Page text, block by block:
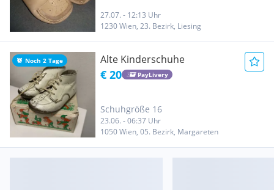
27.07. - 12:13 Uhr
1230 Wien, 23. Bezirk, Liesing
Noch 2 Tage Alte Kinderschuhe
€ 20 PayLivery
Schuhgröße 16
23.06. - 06:37 Uhr
1050 Wien, 05. Bezirk, Margareten